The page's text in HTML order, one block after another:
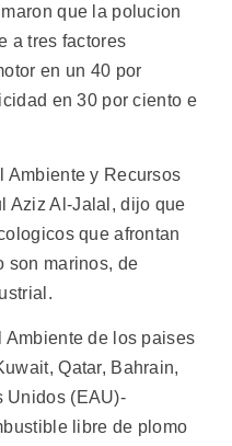
que la polucion
a tres factores
en un 40 por
en 30 por ciento e
Ambiente y Recursos
Aziz Al-Jalal, dijo que
que afrontan
son marinos, de
Ambiente de los paises
Qatar, Bahrain,
Unidos (EAU)-
libre de plomo